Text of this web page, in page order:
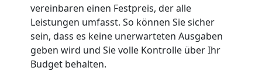
vereinbaren einen Festpreis, der alle
Leistungen umfasst. So können Sie sicher
sein, dass es keine unerwarteten Ausgaben
geben wird und Sie volle Kontrolle über Ihr
Budget behalten.
Kleiner
Umzug